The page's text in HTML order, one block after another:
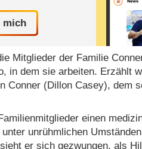
mich
Mitglieder der Familie
in dem sie arbeiten. Erzählt
Conner (Dillon Casey), dem
einen
unrühmlichen
er sich gezwungen, als